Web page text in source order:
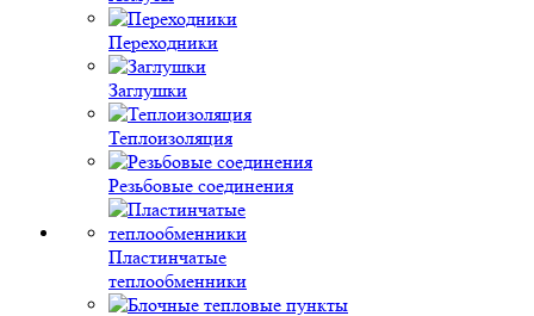
Переходники
Заглушки
Теплоизоляция
Резьбовые соединения
Пластинчатые
теплообменники